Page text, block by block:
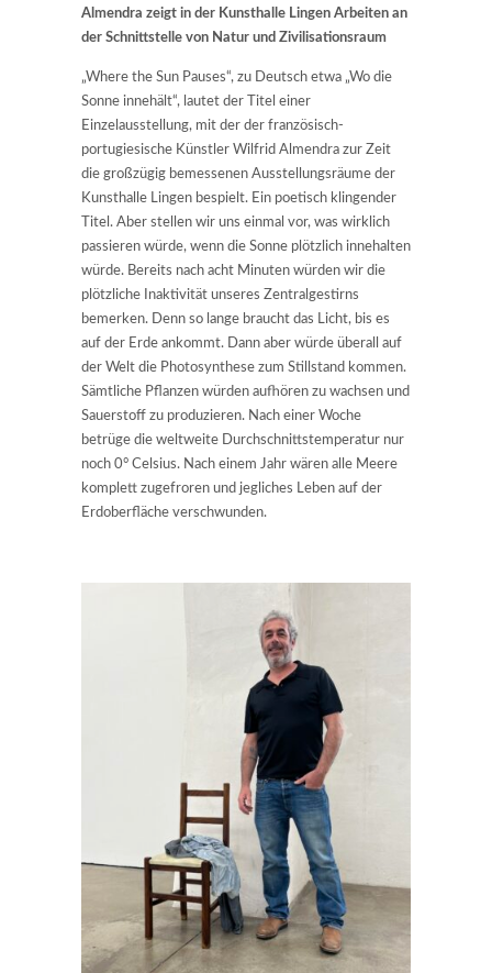
Almendra zeigt in der Kunsthalle Lingen Arbeiten an
der Schnittstelle von Natur und Zivilisationsraum
„Where the Sun Pauses“, zu Deutsch etwa „Wo die
Sonne innehält“, lautet der Titel einer
Einzelausstellung, mit der der französisch-
portugiesische Künstler Wilfrid Almendra zur Zeit
die großzügig bemessenen Ausstellungsräume der
Kunsthalle Lingen bespielt. Ein poetisch klingender
Titel. Aber stellen wir uns einmal vor, was wirklich
passieren würde, wenn die Sonne plötzlich innehalten
würde. Bereits nach acht Minuten würden wir die
plötzliche Inaktivität unseres Zentralgestirns
bemerken. Denn so lange braucht das Licht, bis es
auf der Erde ankommt. Dann aber würde überall auf
der Welt die Photosynthese zum Stillstand kommen.
Sämtliche Pflanzen würden aufhören zu wachsen und
Sauerstoff zu produzieren. Nach einer Woche
betrüge die weltweite Durchschnittstemperatur nur
noch 0° Celsius. Nach einem Jahr wären alle Meere
komplett zugefroren und jegliches Leben auf der
Erdoberfläche verschwunden.